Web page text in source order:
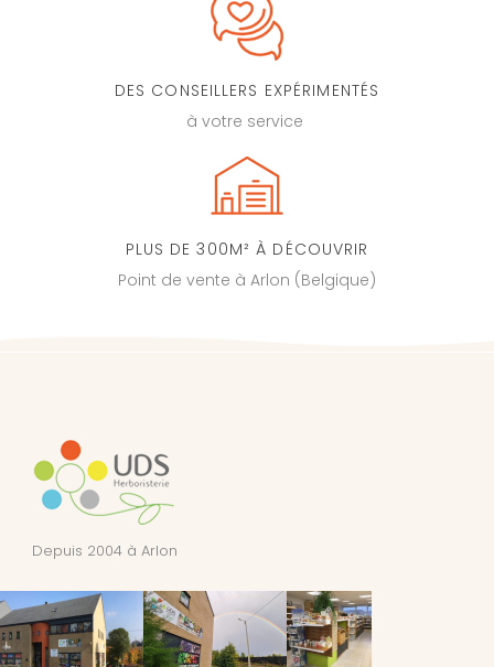
DES CONSEILLERS EXPÉRIMENTÉS
à votre service
PLUS DE 300M² À DÉCOUVRIR
Point de vente à Arlon (Belgique)
Depuis 2004 à Arlon